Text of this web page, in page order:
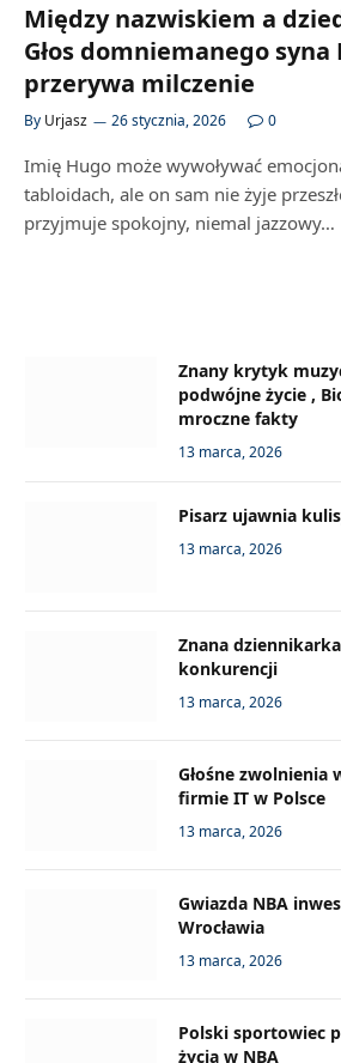
Między nazwiskiem a
Głos domniemanego
przerywa milczenie
By Urjasz 26 stycznia, 2026 0
Imię Hugo może wywoływać
tabloidach, ale on sam nie żyje
przyjmuje spokojny, niemal jazzowy…
Znany krytyk
podwójne życie ,
mroczne fakty
13 marca, 2026
Pisarz ujawnia
13 marca, 2026
Znana
konkurencji
13 marca, 2026
Głośne zwolnienia
firmie IT w Polsce
13 marca, 2026
Gwiazda NBA
Wrocławia
13 marca, 2026
Polski sportowiec
życia w NBA